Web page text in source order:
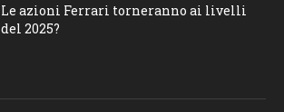
Le azioni Ferrari torneranno ai livelli
del 2025?